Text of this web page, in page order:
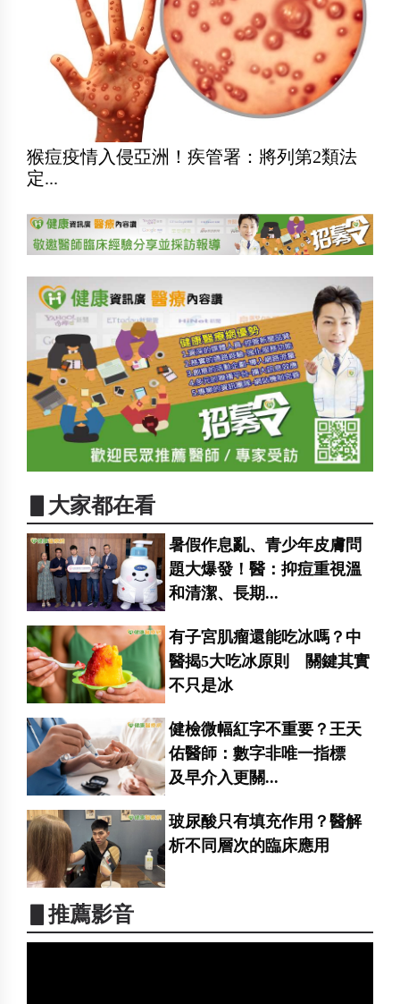
猴痘疫情入侵亞洲！疾管署：將列第2類法
定...
▋大家都在看
暑假作息亂、青少年皮膚問
題大爆發！醫：抑痘重視溫
和清潔、長期...
有子宮肌瘤還能吃冰嗎？中
醫揭5大吃冰原則 關鍵其實
不只是冰
健檢微幅紅字不重要？王天
佑醫師：數字非唯一指標
及早介入更關...
玻尿酸只有填充作用？醫解
析不同層次的臨床應用
▋推薦影音